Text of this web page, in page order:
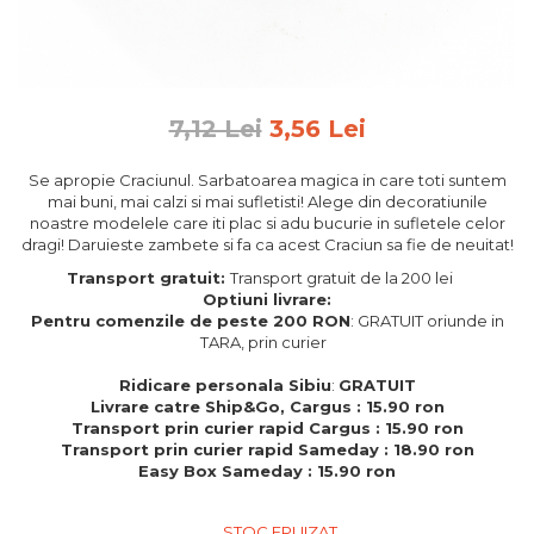
Diplome si Plachete
Insigne
Felicitari din lemn
Felicitari pentru cei dragi
Felicitari cu model
Aromaterapie
Papioane din lemn
Decoratiuni pentru casa
7,12 Lei 3,56 Lei
Se apropie Craciunul. Sarbatoarea magica in care toti suntem
mai buni, mai calzi si mai sufletisti! Alege din decoratiunile
noastre modelele care iti plac si adu bucurie in sufletele celor
dragi! Daruieste zambete si fa ca acest Craciun sa fie de neuitat!
Transport gratuit:Transport gratuit de la 200 lei
Optiuni livrare:
Pentru comenzile de peste 200 RON: GRATUIT oriunde in
TARA, prin curier
Ridicare personala Sibiu: GRATUIT
Livrare catre Ship&Go, Cargus : 15.90 ron
Transport prin curier rapid Cargus : 15.90 ron
Transport prin curier rapid Sameday : 18.90 ron
Easy Box Sameday : 15.90 ron